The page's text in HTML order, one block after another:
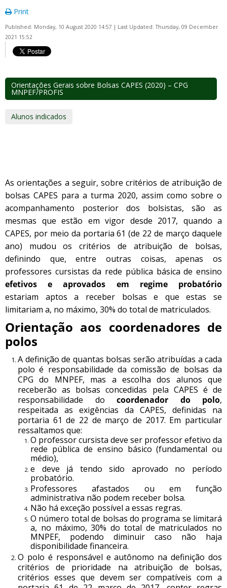
Print
Published: Monday, 10 August 2020 14:57 | Last Updated: Thursday, 09 December
2021 15:52
Orientações Gerais sobre Bolsas CAPES (2020) – CPG
MNPEF/PROFIS
Alunos indicados
As orientações a seguir, sobre critérios de atribuição de
bolsas CAPES para a turma 2020, assim como sobre o
acompanhamento posterior dos bolsistas, são as
mesmas que estão em vigor desde 2017, quando a
CAPES, por meio da portaria 61 (de 22 de março daquele
ano) mudou os critérios de atribuição de bolsas,
definindo que, entre outras coisas, apenas os
professores cursistas da rede pública básica de ensino
efetivos e aprovados em regime probatório
estariam aptos a receber bolsas e que estas se
limitariam a, no máximo, 30% do total de matriculados.
Orientação aos coordenadores de
polos
A definição de quantas bolsas serão atribuídas a cada
polo é responsabilidade da comissão de bolsas da
CPG do MNPEF, mas a escolha dos alunos que
receberão as bolsas concedidas pela CAPES é de
responsabilidade do coordenador do polo,
respeitada as exigências da CAPES, definidas na
portaria 61 de 22 de março de 2017. Em particular
ressaltamos que:
O professor cursista deve ser professor efetivo da
rede pública de ensino básico (fundamental ou
médio),
e deve já tendo sido aprovado no período
probatório.
Professores afastados ou em função
administrativa não podem receber bolsa.
Não há exceção possível a essas regras.
O número total de bolsas do programa se limitará
a, no máximo, 30% do total de matriculados no
MNPEF, podendo diminuir caso não haja
disponibilidade financeira.
O polo é responsável e autônomo na definição dos
critérios de prioridade na atribuição de bolsas,
critérios esses que devem ser compatíveis com a